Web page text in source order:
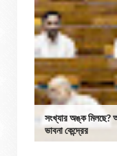
সংখ্যার অঙ্ক মিলছে?
ভাবনা কেন্দ্রের